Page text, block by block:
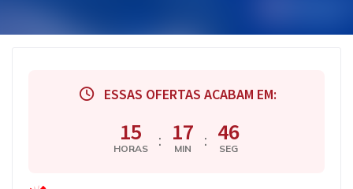
ESSAS OFERTAS ACABAM EM:
15
HORAS : 17
MIN : 46
SEG